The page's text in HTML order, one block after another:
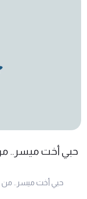
حبي أخت ميسر.. من
حبي أخت ميسر.. من